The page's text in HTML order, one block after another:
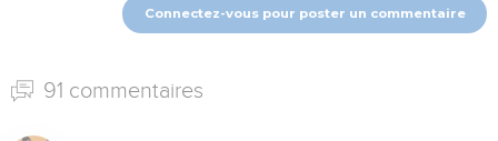
Connectez-vous pour poster un commentaire
91 commentaires